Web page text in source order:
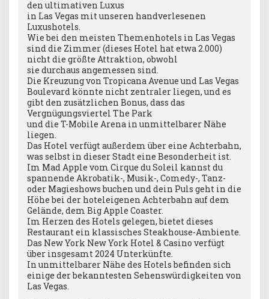
den ultimativen Luxus
in Las Vegas mit unseren handverlesenen
Luxushotels.
Wie bei den meisten Themenhotels in Las Vegas
sind die Zimmer (dieses Hotel hat etwa 2.000)
nicht die größte Attraktion, obwohl
sie durchaus angemessen sind.
Die Kreuzung von Tropicana Avenue und Las Vegas
Boulevard könnte nicht zentraler liegen, und es
gibt den zusätzlichen Bonus, dass das
Vergnügungsviertel The Park
und die T-Mobile Arena in unmittelbarer Nähe
liegen.
Das Hotel verfügt außerdem über eine Achterbahn,
was selbst in dieser Stadt eine Besonderheit ist.
Im Mad Apple vom Cirque du Soleil kannst du
spannende Akrobatik-, Musik-, Comedy-, Tanz-
oder Magieshows buchen und dein Puls geht in die
Höhe bei der hoteleigenen Achterbahn auf dem
Gelände, dem Big Apple Coaster.
Im Herzen des Hotels gelegen, bietet dieses
Restaurant ein klassisches Steakhouse-Ambiente.
Das New York New York Hotel & Casino verfügt
über insgesamt 2024 Unterkünfte.
In unmittelbarer Nähe des Hotels befinden sich
einige der bekanntesten Sehenswürdigkeiten von
Las Vegas.